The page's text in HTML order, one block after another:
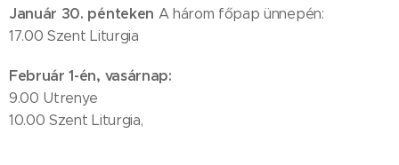
Január 30. pénteken A három főpap ünnepén:
17.00 Szent Liturgia
Február 1-én, vasárnap:
9.00 Utrenye
10.00 Szent Liturgia,